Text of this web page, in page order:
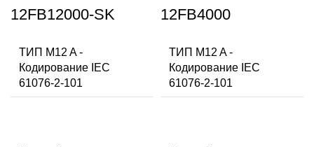
12FB12000-SK
ТИП M12 A -
Кодирование IEC
61076-2-101
12FB4000
ТИП M12 A -
Кодирование IEC
61076-2-101